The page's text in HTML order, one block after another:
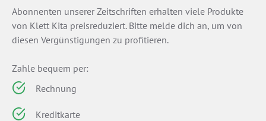
Abonnenten unserer Zeitschriften erhalten viele Produkte
von Klett Kita preisreduziert. Bitte melde dich an, um von
diesen Vergünstigungen zu profitieren.
Zahle bequem per:
Rechnung
Kreditkarte